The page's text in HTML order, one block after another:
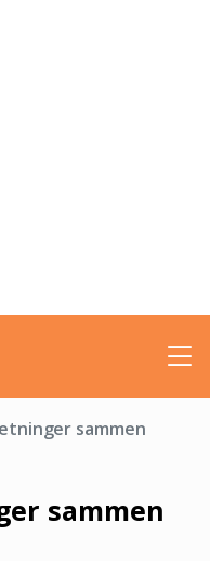
sammen
sammen